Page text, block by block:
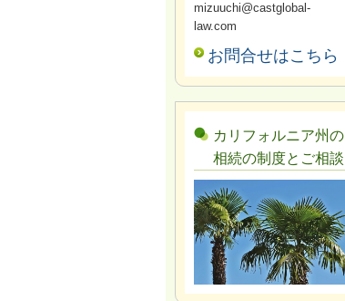
mizuuchi@castglobal-
law.com
お問合せはこちら
カリフォルニア州の
相続の制度とご相談